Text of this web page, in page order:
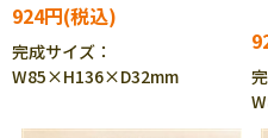
924円
完成サイズ：
W85×H136×D32mm